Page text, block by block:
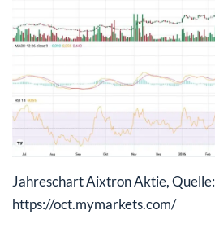
Jahreschart Aixtron Aktie, Quelle:
https://oct.mymarkets.com/